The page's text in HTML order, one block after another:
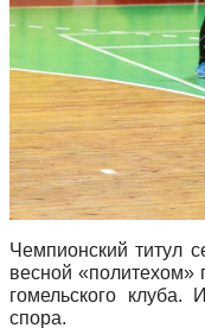
Чемпионский титул
весной «политехом»
гомельского клуба.
спора.